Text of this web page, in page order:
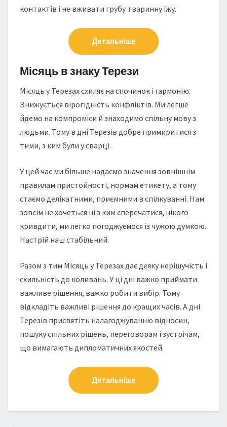
контактів і не вживати грубу тваринну їжу.
Детальніше
Місяць в знаку Терези
Місяць у Терезах схиляє на спочинок і гармонію.
Знижується вірогідність конфліктів. Ми легше
йдемо на компроміси й знаходимо спільну мову з
людьми. Тому в дні Терезів добре примиритися з
тими, з ким були у сварці.
У цей час ми більше надаємо значення зовнішнім
правилам пристойності, нормам етикету, а тому
стаємо делікатними, приємними в спілкуванні. Нам
зовсім не хочеться ні з ким сперечатися, нікого
кривдити, ми легко погоджуємося із чужою думкою.
Настрій наш стабільний.
Разом з тим Місяць у Терезах дає деяку нерішучість і
схильність до коливань. У ці дні важко приймати
важливе рішення, важко робити вибір. Тому
відкладіть важливі рішення до кращих часів. А дні
Терезів присвятіть налагоджуванню відносин,
пошуку спільних рішень, переговорам і зустрічам,
що вимагають дипломатичних якостей.
Детальніше